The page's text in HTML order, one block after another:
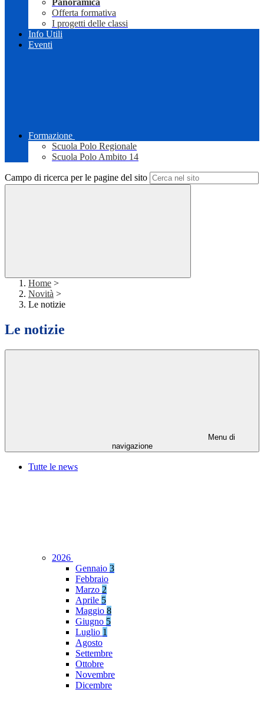
Panoramica
Offerta formativa
I progetti delle classi
Info Utili
Eventi
Formazione
Scuola Polo Regionale
Scuola Polo Ambito 14
Campo di ricerca per le pagine del sito
Home >
Novità >
Le notizie
Le notizie
Menu di
navigazione
Tutte le news
2026
Gennaio 3
Febbraio
Marzo 2
Aprile 5
Maggio 8
Giugno 5
Luglio 1
Agosto
Settembre
Ottobre
Novembre
Dicembre